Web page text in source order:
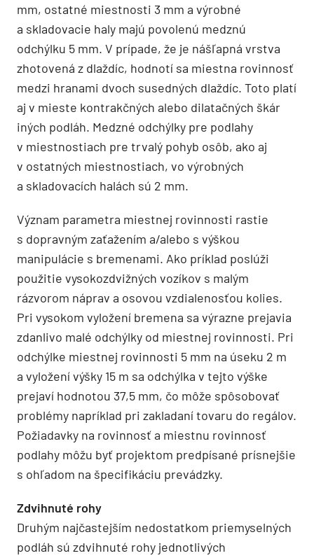
mm, ostatné miestnosti 3 mm a výrobné
a skladovacie haly majú povolenú medznú
odchýlku 5 mm. V prípade, že je nášľapná vrstva
zhotovená z dlaždíc, hodnotí sa miestna rovinnosť
medzi hranami dvoch susedných dlaždíc. Toto platí
aj v mieste kontrakčných alebo dilatačných škár
iných podláh. Medzné odchýlky pre podlahy
v miestnostiach pre trvalý pohyb osôb, ako aj
v ostatných miestnostiach, vo výrobných
a skladovacích halách sú 2 mm.
Význam parametra miestnej rovinnosti rastie
s dopravným zaťažením a/alebo s výškou
manipulácie s bremenami. Ako príklad poslúži
použitie vysokozdvižných vozíkov s malým
rázvorom náprav a osovou vzdialenosťou kolies.
Pri vysokom vyložení bremena sa výrazne prejavia
zdanlivo malé odchýlky od miestnej rovinnosti. Pri
odchýlke miestnej rovinnosti 5 mm na úseku 2 m
a vyložení výšky 15 m sa odchýlka v tejto výške
prejaví hodnotou 37,5 mm, čo môže spôsobovať
problémy napríklad pri zakladaní tovaru do regálov.
Požiadavky na rovinnosť a miestnu rovinnosť
podlahy môžu byť projektom predpísané prísnejšie
s ohľadom na špecifikáciu prevádzky.
Zdvihnuté rohy
Druhým najčastejším nedostatkom priemyselných
podláh sú zdvihnuté rohy jednotlivých